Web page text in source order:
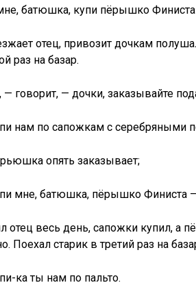
батюшка, купи пёрышко Финиста
отец, привозит дочкам
раз на базар.
— говорит, — дочки, заказывайте
нам по сапожкам с серебряными
опять заказывает;
мне, батюшка, пёрышко Финиста —
отец весь день, сапожки купил, а
Поехал старик в третий раз на
ка ты нам по пальто.